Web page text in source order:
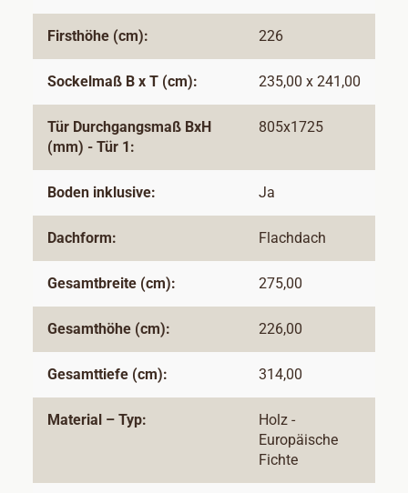
Firsthöhe (cm): 226
Sockelmaß B x T (cm): 235,00 x 241,00
Tür Durchgangsmaß BxH
(mm) - Tür 1:
805x1725
Boden inklusive: Ja
Dachform: Flachdach
Gesamtbreite (cm): 275,00
Gesamthöhe (cm): 226,00
Gesamttiefe (cm): 314,00
Material – Typ:
Holz -
Europäische
Fichte